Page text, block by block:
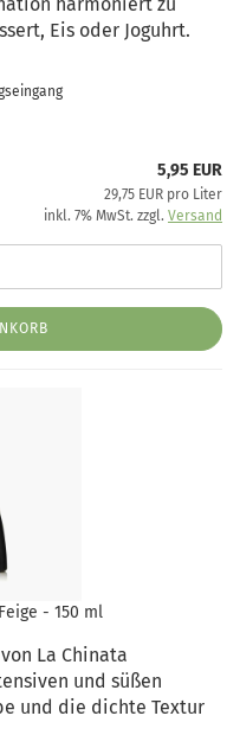
Eis oder Joguhrt.
5,95 EUR
29,75 EUR pro Liter
inkl. 7% MwSt. zzgl. Versand
- 150 ml
La Chinata
und süßen
und die dichte Textur